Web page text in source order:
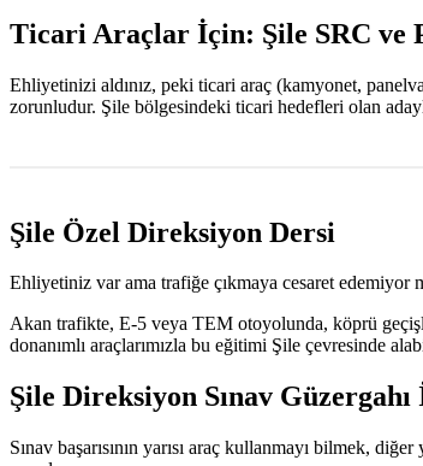
Ticari Araçlar İçin: Şile SRC ve
Ehliyetinizi aldınız, peki ticari araç (kamyonet,
zorunludur. Şile bölgesindeki ticari hedefleri olan
Şile Özel Direksiyon Dersi
Ehliyetiniz var ama trafiğe çıkmaya cesaret edemiyor
Akan trafikte, E-5 veya TEM otoyolunda, köprü
donanımlı araçlarımızla bu eğitimi Şile çevresinde
Şile Direksiyon Sınav Güzergahı
Sınav başarısının yarısı araç kullanmayı bilmek, diğer